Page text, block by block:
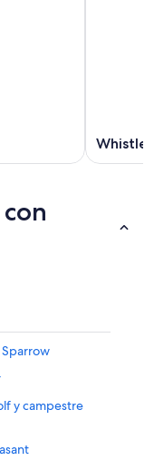
Whistler
y campestre